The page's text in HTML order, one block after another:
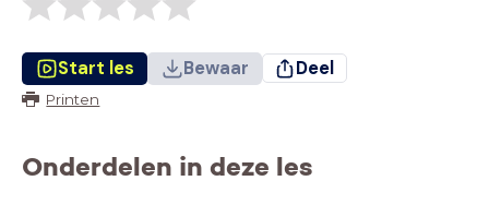
Start les Bewaar Deel
Printen
Onderdelen in deze les